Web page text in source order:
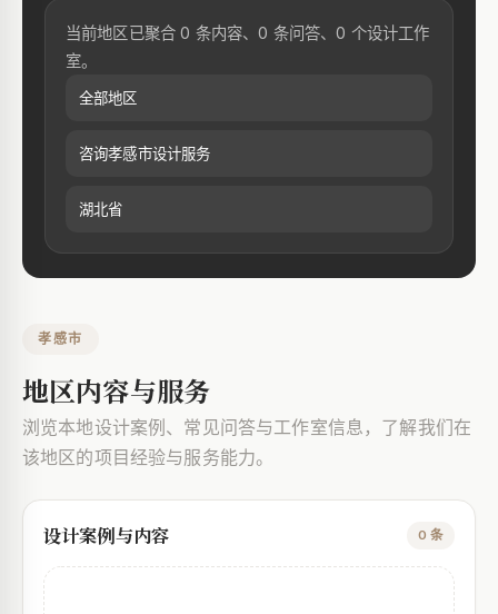
当前地区已聚合 0 条内容、0 条问答、0 个设计工作
室。
全部地区
咨询孝感市设计服务
湖北省
孝感市
地区内容与服务
浏览本地设计案例、常见问答与工作室信息，了解我们在
该地区的项目经验与服务能力。
设计案例与内容 0 条